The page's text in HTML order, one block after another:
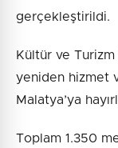
gerçekleştirildi.
Kültür ve Turizm
yeniden hizmet
Malatya’ya
Toplam 1.350